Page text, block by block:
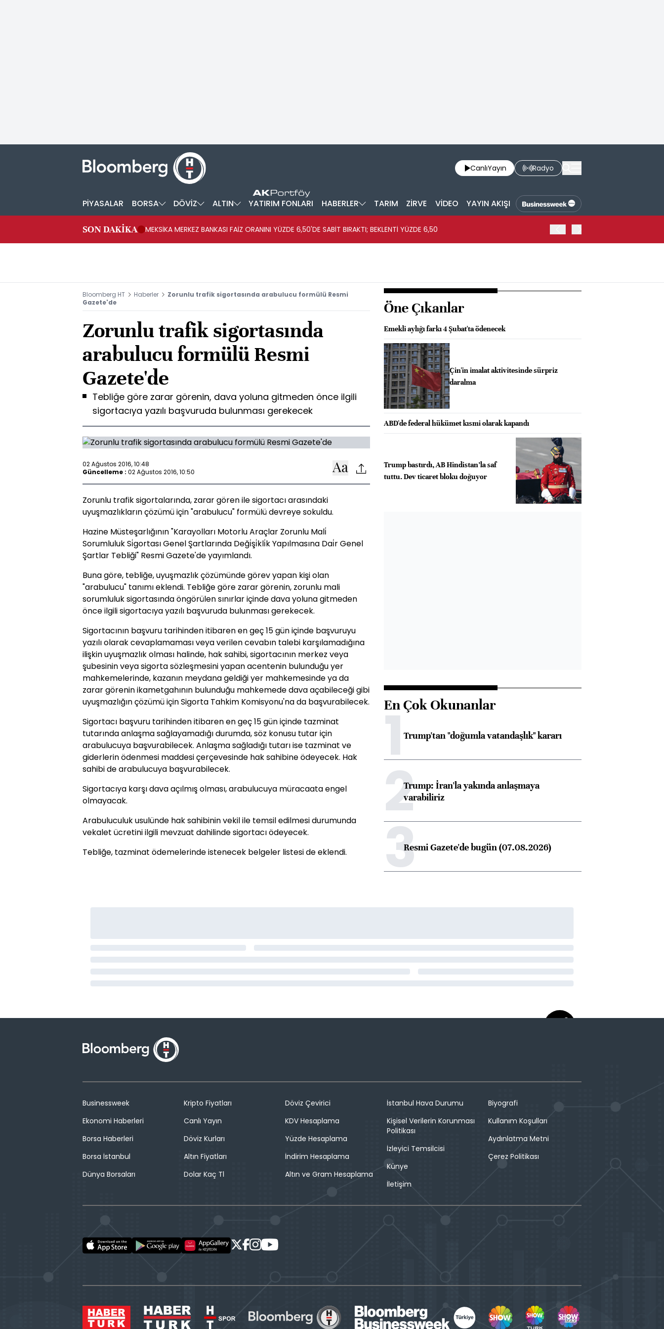
CanlıYayın Radyo
PİYASALAR BORSA DÖVİZ ALTIN YATIRIM FONLARI HABERLER TARIM ZİRVE VİDEO YAYIN AKIŞI
SON DAKİKA MEKSİKA MERKEZ BANKASI FAİZ ORANINI YÜZDE 6,50'DE SABİT BIRAKTI; BEKLENTİ YÜZDE 6,50
Bloomberg HT Haberler
Zorunlu trafik sigortasında arabulucu formülü Resmi
Gazete'de
Zorunlu trafik sigortasında
arabulucu formülü Resmi
Gazete'de
Tebliğe göre zarar görenin, dava yoluna gitmeden önce ilgili
sigortacıya yazılı başvuruda bulunması gerekecek
02 Ağustos 2016, 10:48
Güncelleme : 02 Ağustos 2016, 10:50
Zorunlu trafik sigortalarında, zarar gören ile sigortacı arasındaki
uyuşmazlıkların çözümü için "arabulucu" formülü devreye sokuldu.
Hazine Müsteşarlığının "Karayolları Motorlu Araçlar Zorunlu Mali̇
Sorumluluk Si̇gortası Genel Şartlarında Deği̇şi̇kli̇k Yapılmasına Dai̇r Genel
Şartlar Tebliği" Resmi Gazete'de yayımlandı.
Buna göre, tebliğe, uyuşmazlık çözümünde görev yapan kişi olan
"arabulucu" tanımı eklendi. Tebliğe göre zarar görenin, zorunlu mali
sorumluluk sigortasında öngörülen sınırlar içinde dava yoluna gitmeden
önce ilgili sigortacıya yazılı başvuruda bulunması gerekecek.
Sigortacının başvuru tarihinden itibaren en geç 15 gün içinde başvuruyu
yazılı olarak cevaplamaması veya verilen cevabın talebi karşılamadığına
ilişkin uyuşmazlık olması halinde, hak sahibi, sigortacının merkez veya
şubesinin veya sigorta sözleşmesini yapan acentenin bulunduğu yer
mahkemelerinde, kazanın meydana geldiği yer mahkemesinde ya da
zarar görenin ikametgahının bulunduğu mahkemede dava açabileceği gibi
uyuşmazlığın çözümü için Sigorta Tahkim Komisyonu'na da başvurabilecek.
Sigortacı başvuru tarihinden itibaren en geç 15 gün içinde tazminat
tutarında anlaşma sağlayamadığı durumda, söz konusu tutar için
arabulucuya başvurabilecek. Anlaşma sağladığı tutarı ise tazminat ve
giderlerin ödenmesi maddesi çerçevesinde hak sahibine ödeyecek. Hak
sahibi de arabulucuya başvurabilecek.
Sigortacıya karşı dava açılmış olması, arabulucuya müracaata engel
olmayacak.
Arabuluculuk usulünde hak sahibinin vekil ile temsil edilmesi durumunda
vekalet ücretini ilgili mevzuat dahilinde sigortacı ödeyecek.
Tebliğe, tazminat ödemelerinde istenecek belgeler listesi de eklendi.
Öne Çıkanlar
Emekli aylığı farkı 4 Şubat'ta ödenecek
Çin'in imalat aktivitesinde sürpriz
daralma
ABD'de federal hükümet kısmi olarak kapandı
Trump bastırdı, AB Hindistan’la saf
tuttu. Dev ticaret bloku doğuyor
En Çok Okunanlar
1Trump'tan "doğumla vatandaşlık" kararı
2Trump: İran'la yakında anlaşmaya
varabiliriz
3Resmi Gazete'de bugün (07.08.2026)
Businessweek
Ekonomi Haberleri
Borsa Haberleri
Borsa İstanbul
Dünya Borsaları
Kripto Fiyatları
Canlı Yayın
Döviz Kurları
Altın Fiyatları
Dolar Kaç Tl
Döviz Çevirici
KDV Hesaplama
Yüzde Hesaplama
İndirim Hesaplama
Altın ve Gram Hesaplama
İstanbul Hava Durumu
Kişisel Verilerin Korunması
Politikası
İzleyici Temsilcisi
Künye
İletişim
Biyografi
Kullanım Koşulları
Aydınlatma Metni
Çerez Politikası